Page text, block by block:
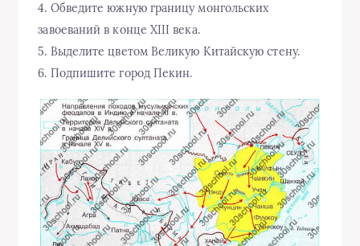
4. Обведите южную границу монгольских
завоеваний в конце XIII века.
5. Выделите цветом Великую Китайскую стену.
6. Подпишите город Пекин.